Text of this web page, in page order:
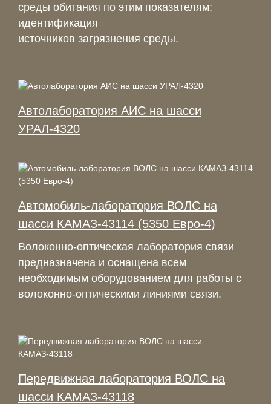
среды обитания по этим показателям;
идентификация
источников загрязнения среды.
Автолаборатория АИС на шасси
УРАЛ-4320
Автомобиль-лаборатория ВОЛС на
шасси КАМАЗ-43114 (5350 Евро-4)
Волоконно-оптическая лаборатория связи
предназначена и оснащена всем
необходимым оборудованием для работы с
волоконно-оптическими линиями связи.
Передвижная лаборатория ВОЛС на
шасси КАМАЗ-43118